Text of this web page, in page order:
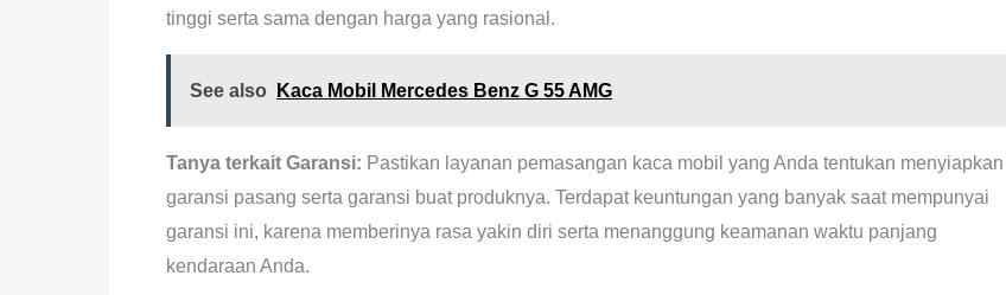
tinggi serta sama dengan harga yang rasional.
See also Kaca Mobil Mercedes Benz G 55 AMG
Tanya terkait Garansi: Pastikan layanan pemasangan kaca mobil yang Anda tentukan menyiapkan
garansi pasang serta garansi buat produknya. Terdapat keuntungan yang banyak saat mempunyai
garansi ini, karena memberinya rasa yakin diri serta menanggung keamanan waktu panjang
kendaraan Anda.